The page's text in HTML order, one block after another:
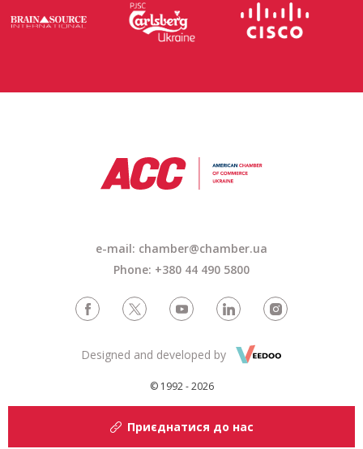
e-mail: chamber@chamber.ua
Phone: +380 44 490 5800
© 1992 - 2026
Designed and developed by
Приєднатися до нас